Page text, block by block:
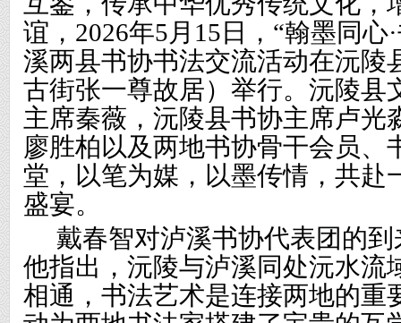
谊， 2026年5月15日，“翰墨同心
溪两县书协书法交流活动在沅陵
古街张一尊故居）举行。沅陵县
主席秦薇 ， 沅陵县书协主席卢光
廖胜柏 以及两地书协骨干会员、
堂，以笔为媒，以墨传情，共赴
盛宴。
戴春智对泸溪书协代表团 的
他指出，沅陵与泸溪同处沅水流
相通，书法艺术是连接两地的重